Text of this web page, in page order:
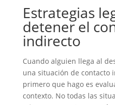
Estrategias
detener el
indirecto
Cuando alguien llega al
una situación de contacto
primero que hago es
contexto. No todas las